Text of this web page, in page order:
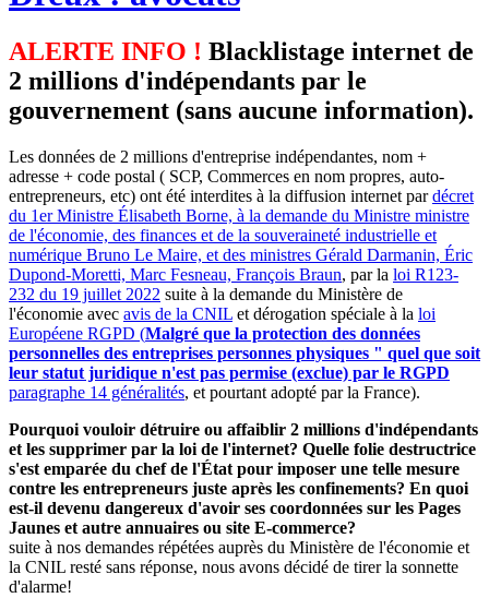
ALERTE INFO ! Blacklistage internet de
2 millions d'indépendants par le
gouvernement (sans aucune information).
Les données de 2 millions d'entreprise indépendantes, nom +
adresse + code postal ( SCP, Commerces en nom propres, auto-
entrepreneurs, etc) ont été interdites à la diffusion internet pardécret
du 1er Ministre Élisabeth Borne, à la demande du Ministre ministre
de l'économie, des finances et de la souveraineté industrielle et
numérique Bruno Le Maire, et des ministres Gérald Darmanin, Éric
Dupond-Moretti, Marc Fesneau, François Braun, par la loi R123-
232 du 19 juillet 2022 suite à la demande du Ministère de
l'économie avec avis de la CNIL et dérogation spéciale à la loi
Européene RGPD (Malgré que la protection des données
personnelles des entreprises personnes physiques " quel que soit
leur statut juridique n'est pas permise (exclue) par le RGPD
paragraphe 14 généralités, et pourtant adopté par la France).
Pourquoi vouloir détruire ou affaiblir 2 millions d'indépendants
et les supprimer par la loi de l'internet? Quelle folie destructrice
s'est emparée du chef de l'État pour imposer une telle mesure
contre les entrepreneurs juste après les confinements? En quoi
est-il devenu dangereux d'avoir ses coordonnées sur les Pages
Jaunes et autre annuaires ou site E-commerce?
suite à nos demandes répétées auprès du Ministère de l'économie et
la CNIL resté sans réponse, nous avons décidé de tirer la sonnette
d'alarme!